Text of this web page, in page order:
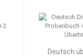
Deutsch